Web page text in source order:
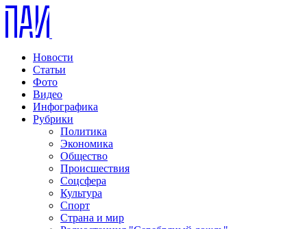
Новости
Статьи
Фото
Видео
Инфографика
Рубрики
Политика
Экономика
Общество
Происшествия
Соцсфера
Культура
Спорт
Страна и мир